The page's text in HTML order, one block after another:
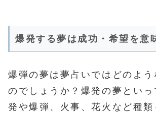
爆発する夢は成功・希望を意
爆弾の夢は夢占いではどのよう
のでしょうか？爆発の夢といっ
発や爆弾、火事、花火など種類